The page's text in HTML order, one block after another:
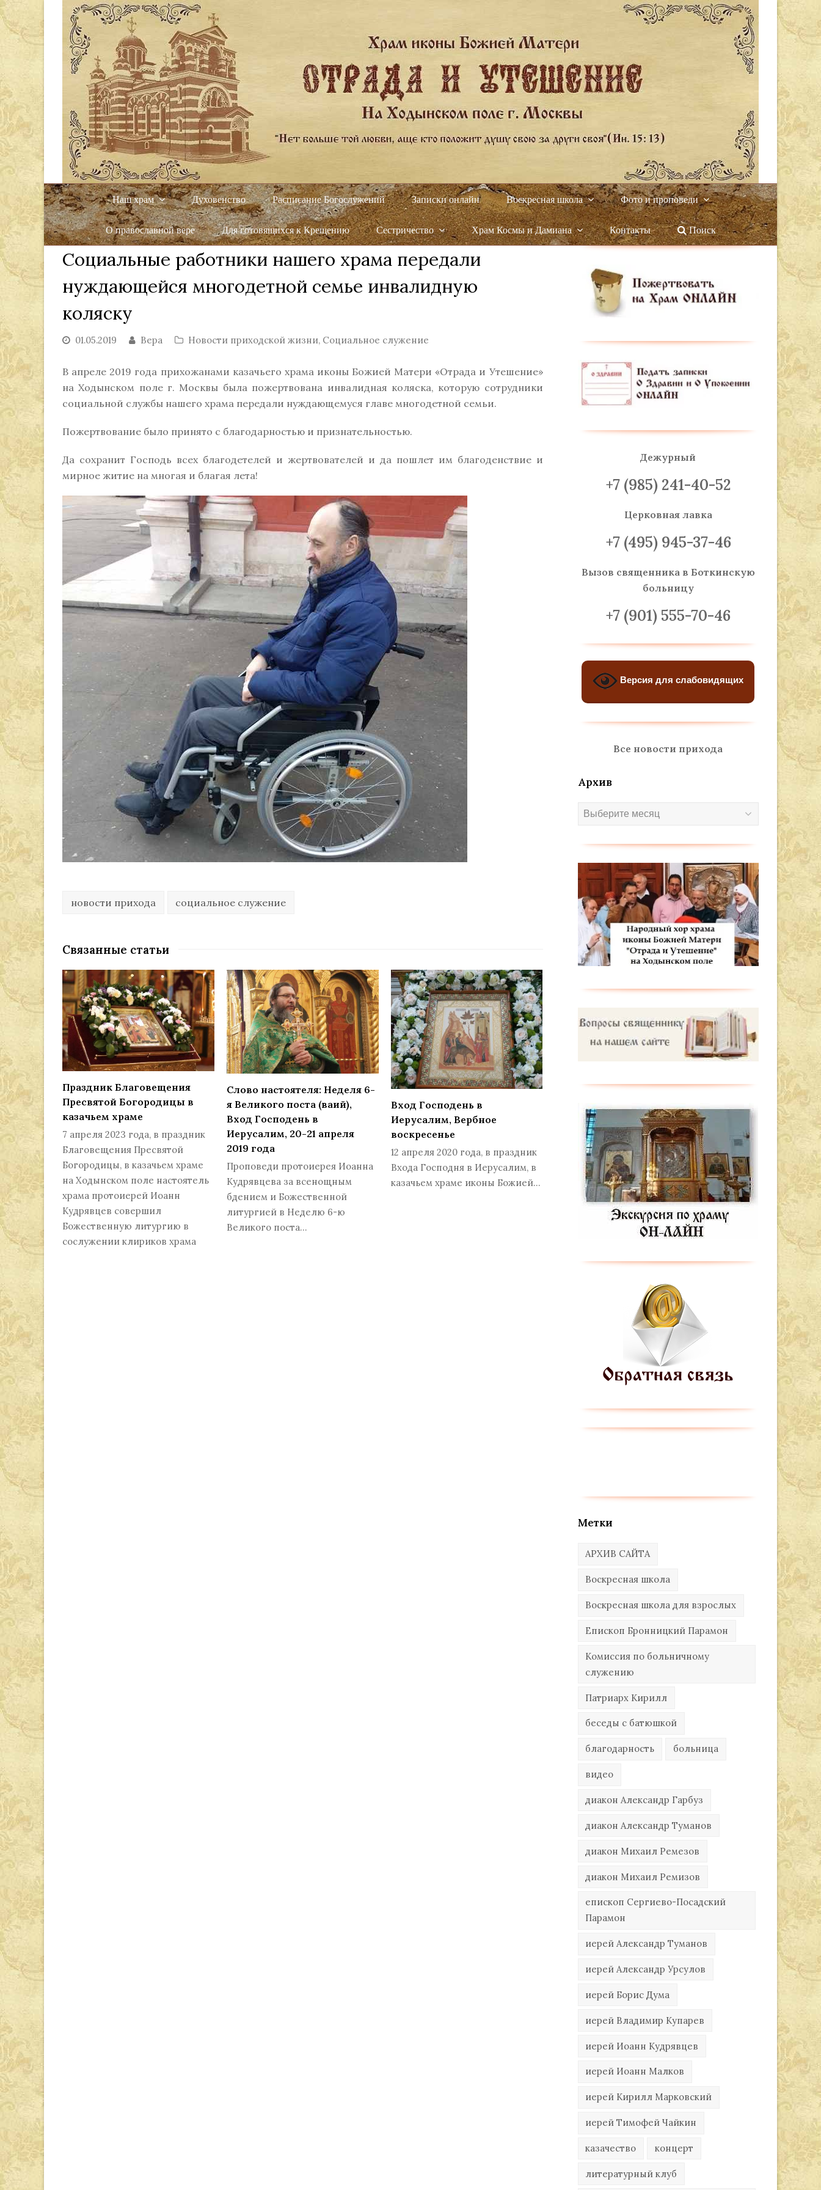
Наш храм Духовенство Расписание Богослужений Записки онлайн Воскресная школа Фото и проповеди
О православной вере Для готовящихся к Крещению Сестричество Храм Космы и Дамиана Контакты Поиск
Социальные работники нашего храма передали
нуждающейся многодетной семье инвалидную
коляску
01.05.2019 Вера Новости приходской жизни, Социальное служение
В апреле 2019 года прихожанами казачьего храма иконы Божией Матери «Отрада и Утешение»
на Ходынском поле г. Москвы была пожертвована инвалидная коляска, которую сотрудники
социальной службы нашего храма передали нуждающемуся главе многодетной семьи.
Пожертвование было принято с благодарностью и признательностью.
Да сохранит Господь всех благодетелей и жертвователей и да пошлет им благоденствие и
мирное житие на многая и благая лета!
новости прихода социальное служение
Связанные статьи
Праздник Благовещения
Пресвятой Богородицы в
казачьем храме
7 апреля 2023 года, в праздник
Благовещения Пресвятой
Богородицы, в казачьем храме
на Ходынском поле настоятель
храма протоиерей Иоанн
Кудрявцев совершил
Божественную литургию в
сослужении клириков храма
Слово настоятеля: Неделя 6-
я Великого поста (ваий),
Вход Господень в
Иерусалим, 20-21 апреля
2019 года
Проповеди протоиерея Иоанна
Кудрявцева за всенощным
бдением и Божественной
литургией в Неделю 6-ю
Великого поста…
Вход Господень в
Иерусалим, Вербное
воскресенье
12 апреля 2020 года, в праздник
Входа Господня в Иерусалим, в
казачьем храме иконы Божией…
Дежурный
+7 (985) 241-40-52
Церковная лавка
+7 (495) 945-37-46
Вызов священника в Боткинскую
больницу
+7 (901) 555-70-46
Версия для слабовидящих
Все новости прихода
Архив
Архив
Метки
АРХИВ САЙТА
Воскресная школа
Воскресная школа для взрослых
Епископ Бронницкий Парамон
Комиссия по больничному
служению
Патриарх Кирилл
беседы с батюшкой
благодарность больница
видео
диакон Александр Гарбуз
диакон Александр Туманов
диакон Михаил Ремезов
диакон Михаил Ремизов
епископ Сергиево-Посадский
Парамон
иерей Александр Туманов
иерей Александр Урсулов
иерей Борис Дума
иерей Владимир Купарев
иерей Иоанн Кудрявцев
иерей Иоанн Малков
иерей Кирилл Марковский
иерей Тимофей Чайкин
казачество концерт
литературный клуб